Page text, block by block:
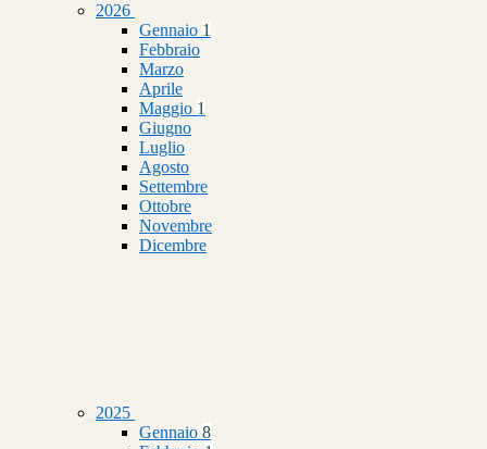
2026
Gennaio 1
Febbraio
Marzo
Aprile
Maggio 1
Giugno
Luglio
Agosto
Settembre
Ottobre
Novembre
Dicembre
2025
Gennaio 8